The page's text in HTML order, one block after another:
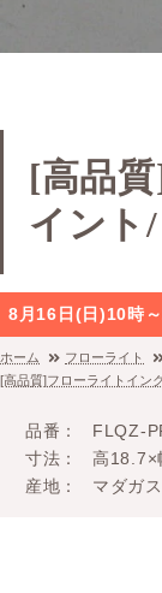
[高品
イント
8月16日(日)10時
ホーム フローライト
[高品質]フローライトイン
品番
FLQZ-
寸法
高18.7×
産地
マダガ